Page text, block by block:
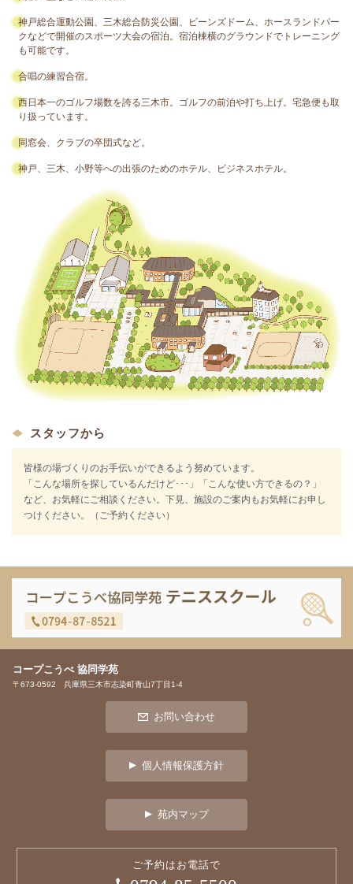
神戸総合運動公園、三木総合防災公園、ビーンズドーム、ホースランドパー
クなどで開催のスポーツ大会の宿泊。宿泊棟横のグラウンドでトレーニング
も可能です。
合唱の練習合宿。
西日本一のゴルフ場数を誇る三木市。ゴルフの前泊や打ち上げ。宅急便も取
り扱っています。
同窓会、クラブの卒団式など。
神戸、三木、小野等への出張のためのホテル、 ビジネスホテル。
スタッフから
皆様の場づくりのお手伝いができるよう努めています。
「こんな場所を探しているんだけど･･･」「こんな使い方できるの？」
など、お気軽にご相談ください。下見、施設のご案内もお気軽にお申し
つけください。（ご予約ください）
コープこうべ 協同学苑
〒673-0592 兵庫県三木市志染町青山7丁目1-4
お問い合わせ
個人情報保護方針
苑内マップ
ご予約はお電話で